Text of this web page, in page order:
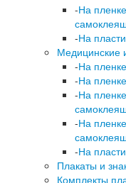
-На
-На
Медицинские
-На
-На
-На
-На
-На
Плакаты и
Комплекты